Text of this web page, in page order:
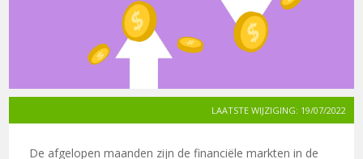
LAATSTE WIJZIGING: 19/07/2022
De afgelopen maanden zijn de financiële markten in de